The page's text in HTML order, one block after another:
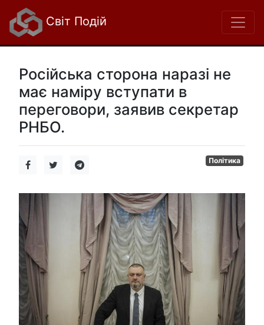
Світ Подій
Російська сторона наразі не
має наміру вступати в
переговори, заявив секретар
РНБО.
Політика